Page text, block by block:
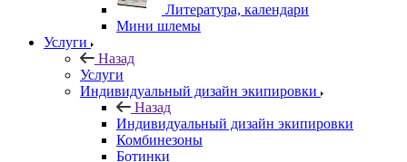
Литература, календари
Мини шлемы
Услуги
Назад
Услуги
Индивидуальный дизайн экипировки
Назад
Индивидуальный дизайн экипировки
Комбинезоны
Ботинки